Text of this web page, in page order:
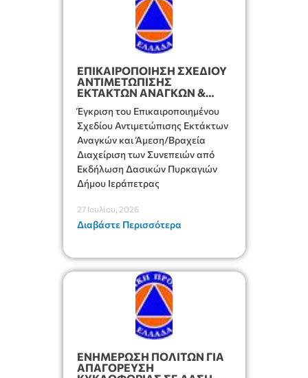
ΕΠΙΚΑΙΡΟΠΟΙΗΣΗ ΣΧΕΔΙΟΥ
ΑΝΤΙΜΕΤΩΠΙΣΗΣ
ΕΚΤΑΚΤΩΝ ΑΝΑΓΚΩΝ &
ΣΥΝΕΠΕΙΩΝ ΑΠΟ
ΕΚΔΗΛΩΣΗ ΔΑΣΙΚΩΝ
ΠΥΡΚΑΓΙΩΝ
Έγκριση του Επικαιροποιημένου
Σχεδίου Αντιμετώπισης Εκτάκτων
Αναγκών και Άμεση/Βραχεία
Διαχείριση των Συνεπειών από
Εκδήλωση Δασικών Πυρκαγιών
Δήμου Ιεράπετρας
27 Ιουλίου, 2026
Διαβάστε Περισσότερα
ΕΝΗΜΕΡΩΣΗ ΠΟΛΙΤΩΝ ΓΙΑ
ΑΠΑΓΟΡΕΥΣΗ